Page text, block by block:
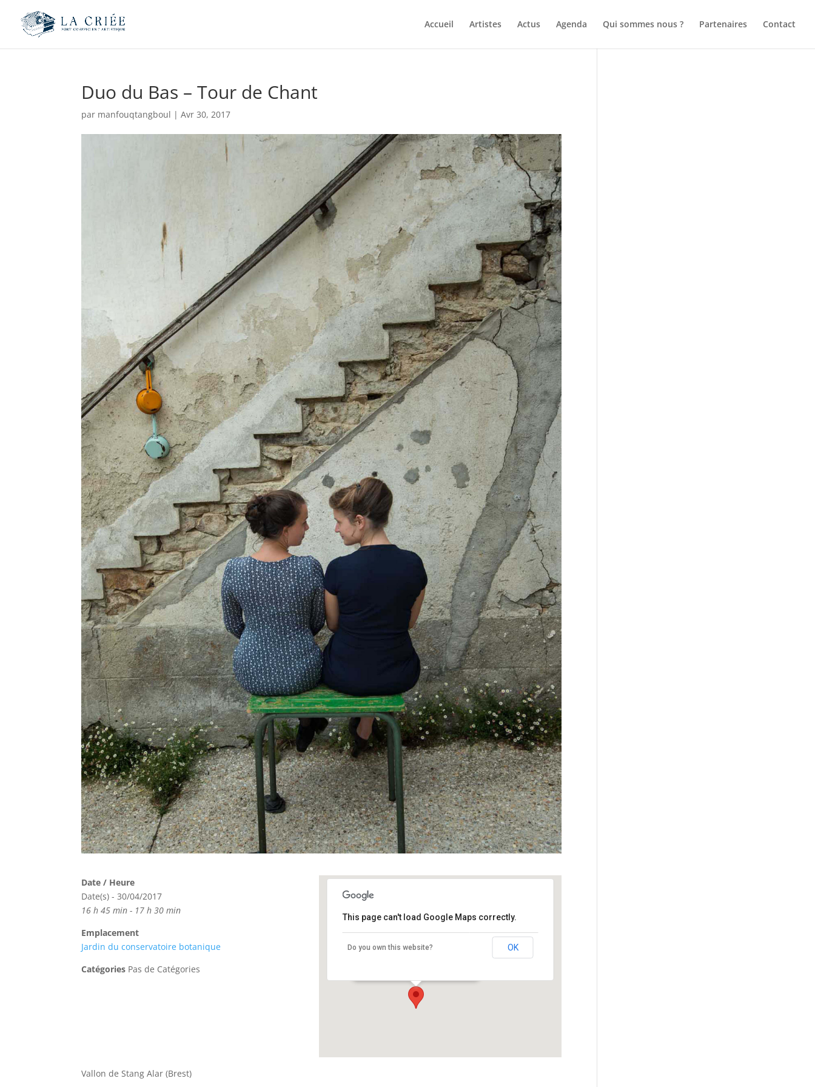
Accueil Artistes Actus Agenda Qui sommes nous ? Partenaires Contact
Duo du Bas – Tour de Chant
par manfouqtangboul |Avr 30, 2017
Jardin du conservatoire botanique
Rampe de Stangalard - BREST
This page can't load Google Maps correctly.
Do you own this website? OK
Date / Heure
Date(s) - 30/04/2017
16 h 45 min - 17 h 30 min
Emplacement
Jardin du conservatoire botanique
Catégories Pas de Catégories
Vallon de Stang Alar (Brest)